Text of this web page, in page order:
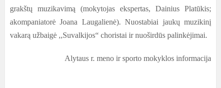
grakštų muzikavimą (mokytojas ekspertas, Dainius Platūkis;
akompaniatorė Joana Laugalienė). Nuostabiai jaukų muzikinį
vakarą užbaigė ,,Suvalkijos“ choristai ir nuoširdūs palinkėjimai.
Alytaus r. meno ir sporto mokyklos informacija